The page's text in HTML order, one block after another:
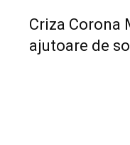
Criza Corona
ajutoare de